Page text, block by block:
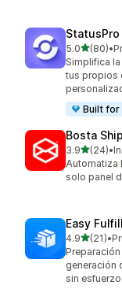
5.0de 5(80)
80 reseñas
•
Simplifica
tus propios
Built for
Bosta
3.9de 5(24)
24 reseñas
•
Automatiza
solo panel
Easy
4.9de 5
(21)
21 reseñas
•
generación
sin esfuerzo